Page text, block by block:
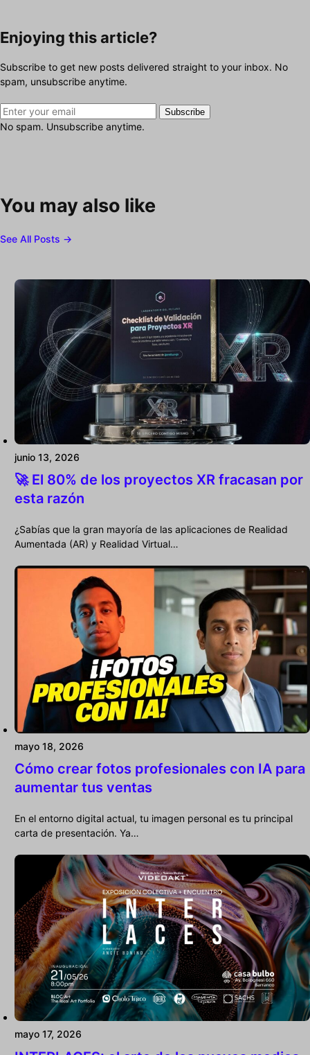
Enjoying this article?
Subscribe to get new posts delivered straight to your inbox. No
spam, unsubscribe anytime.
Subscribe
No spam. Unsubscribe anytime.
You may also like
See All Posts →
junio 13, 2026
🚀 El 80% de los proyectos XR fracasan por
esta razón
¿Sabías que la gran mayoría de las aplicaciones de Realidad
Aumentada (AR) y Realidad Virtual…
mayo 18, 2026
Cómo crear fotos profesionales con IA para
aumentar tus ventas
En el entorno digital actual, tu imagen personal es tu principal
carta de presentación. Ya…
mayo 17, 2026